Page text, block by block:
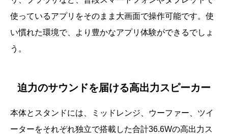
使っているアプリをそのまま大画面で操作可能です。使
い慣れた環境で、より豊かなアプリ体験ができるでしょ
う。
迫力のサウンドを届ける高出力スピーカー
本体とスタンドには、ミッドレンジ、ウーファー、ツイ
ーターをそれぞれ独立で搭載した合計36.6Wの高出力ス